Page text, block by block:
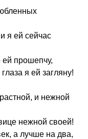
я ей сейчас
прошепчу,
я ей загляну!
и нежной
нежной своей!
а лучше на два,